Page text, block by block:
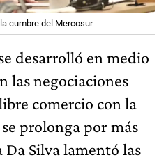
cumbre del Mercosur
desarrolló en medio
las negociaciones
comercio con la
prolonga por más
Da Silva lamentó las